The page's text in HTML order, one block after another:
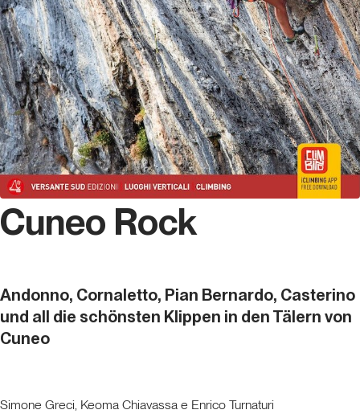
Cuneo Rock
Andonno, Cornaletto, Pian Bernardo, Casterino
und all die schönsten Klippen in den Tälern von
Cuneo
Simone Greci, Keoma Chiavassa e Enrico Turnaturi